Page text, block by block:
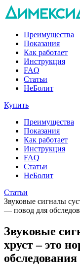
Преимущества
Показания
Как работает
Инструкция
FAQ
Статьи
НеБолит
Купить
Преимущества
Показания
Как работает
Инструкция
FAQ
Статьи
НеБолит
Статьи
Звуковые сигналы
— повод для
Звуковые
хруст – это
обследования